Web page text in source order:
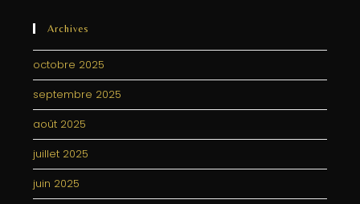
Archives
octobre 2025
septembre 2025
août 2025
juillet 2025
juin 2025